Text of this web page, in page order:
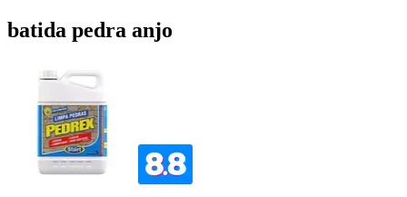
batida pedra anjo